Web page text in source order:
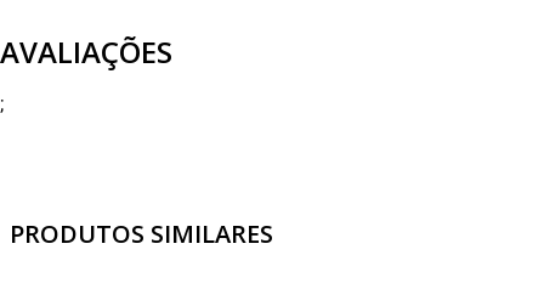
AVALIAÇÕES
;
PRODUTOS SIMILARES